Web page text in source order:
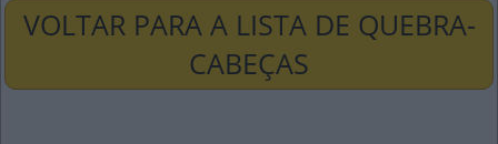
VOLTAR PARA A LISTA DE QUEBRA-
CABEÇAS